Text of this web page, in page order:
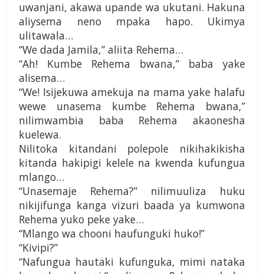
uwanjani, akawa upande wa ukutani. Hakuna
aliysema neno mpaka hapo. Ukimya
ulitawala…
“We dada Jamila,” aliita Rehema…
“Ah! Kumbe Rehema bwana,” baba yake
alisema…
“We! Isijekuwa amekuja na mama yake halafu
wewe unasema kumbe Rehema bwana,”
nilimwambia baba Rehema akaonesha
kuelewa.
Nilitoka kitandani polepole nikihakikisha
kitanda hakipigi kelele na kwenda kufungua
mlango…
“Unasemaje Rehema?” nilimuuliza huku
nikijifunga kanga vizuri baada ya kumwona
Rehema yuko peke yake…
“Mlango wa chooni haufunguki huko!”
“Kivipi?”
“Nafungua hautaki kufunguka, mimi nataka